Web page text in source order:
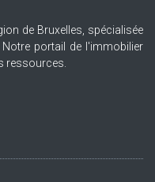
de Bruxelles, spécialisée
portail de l'immobilier
ressources.